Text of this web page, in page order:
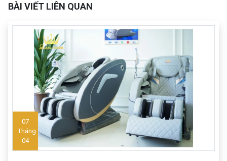
BÀI VIẾT LIÊN QUAN
07
Tháng
04